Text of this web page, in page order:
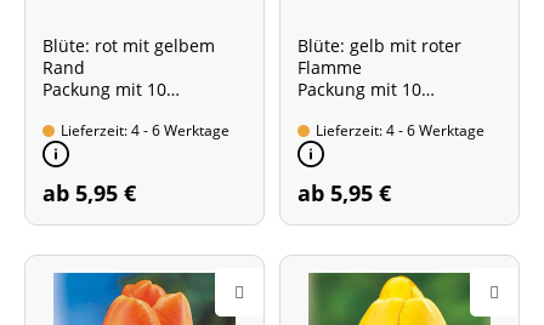
Blüte: rot mit gelbem
Rand
Packung mit 10
Lieferzeit: 4 - 6 Werktage
ab 5,95 €
Blüte: gelb mit roter
Flamme
Packung mit 10
Lieferzeit: 4 - 6 Werktage
ab 5,95 €